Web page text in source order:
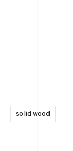
solid wood